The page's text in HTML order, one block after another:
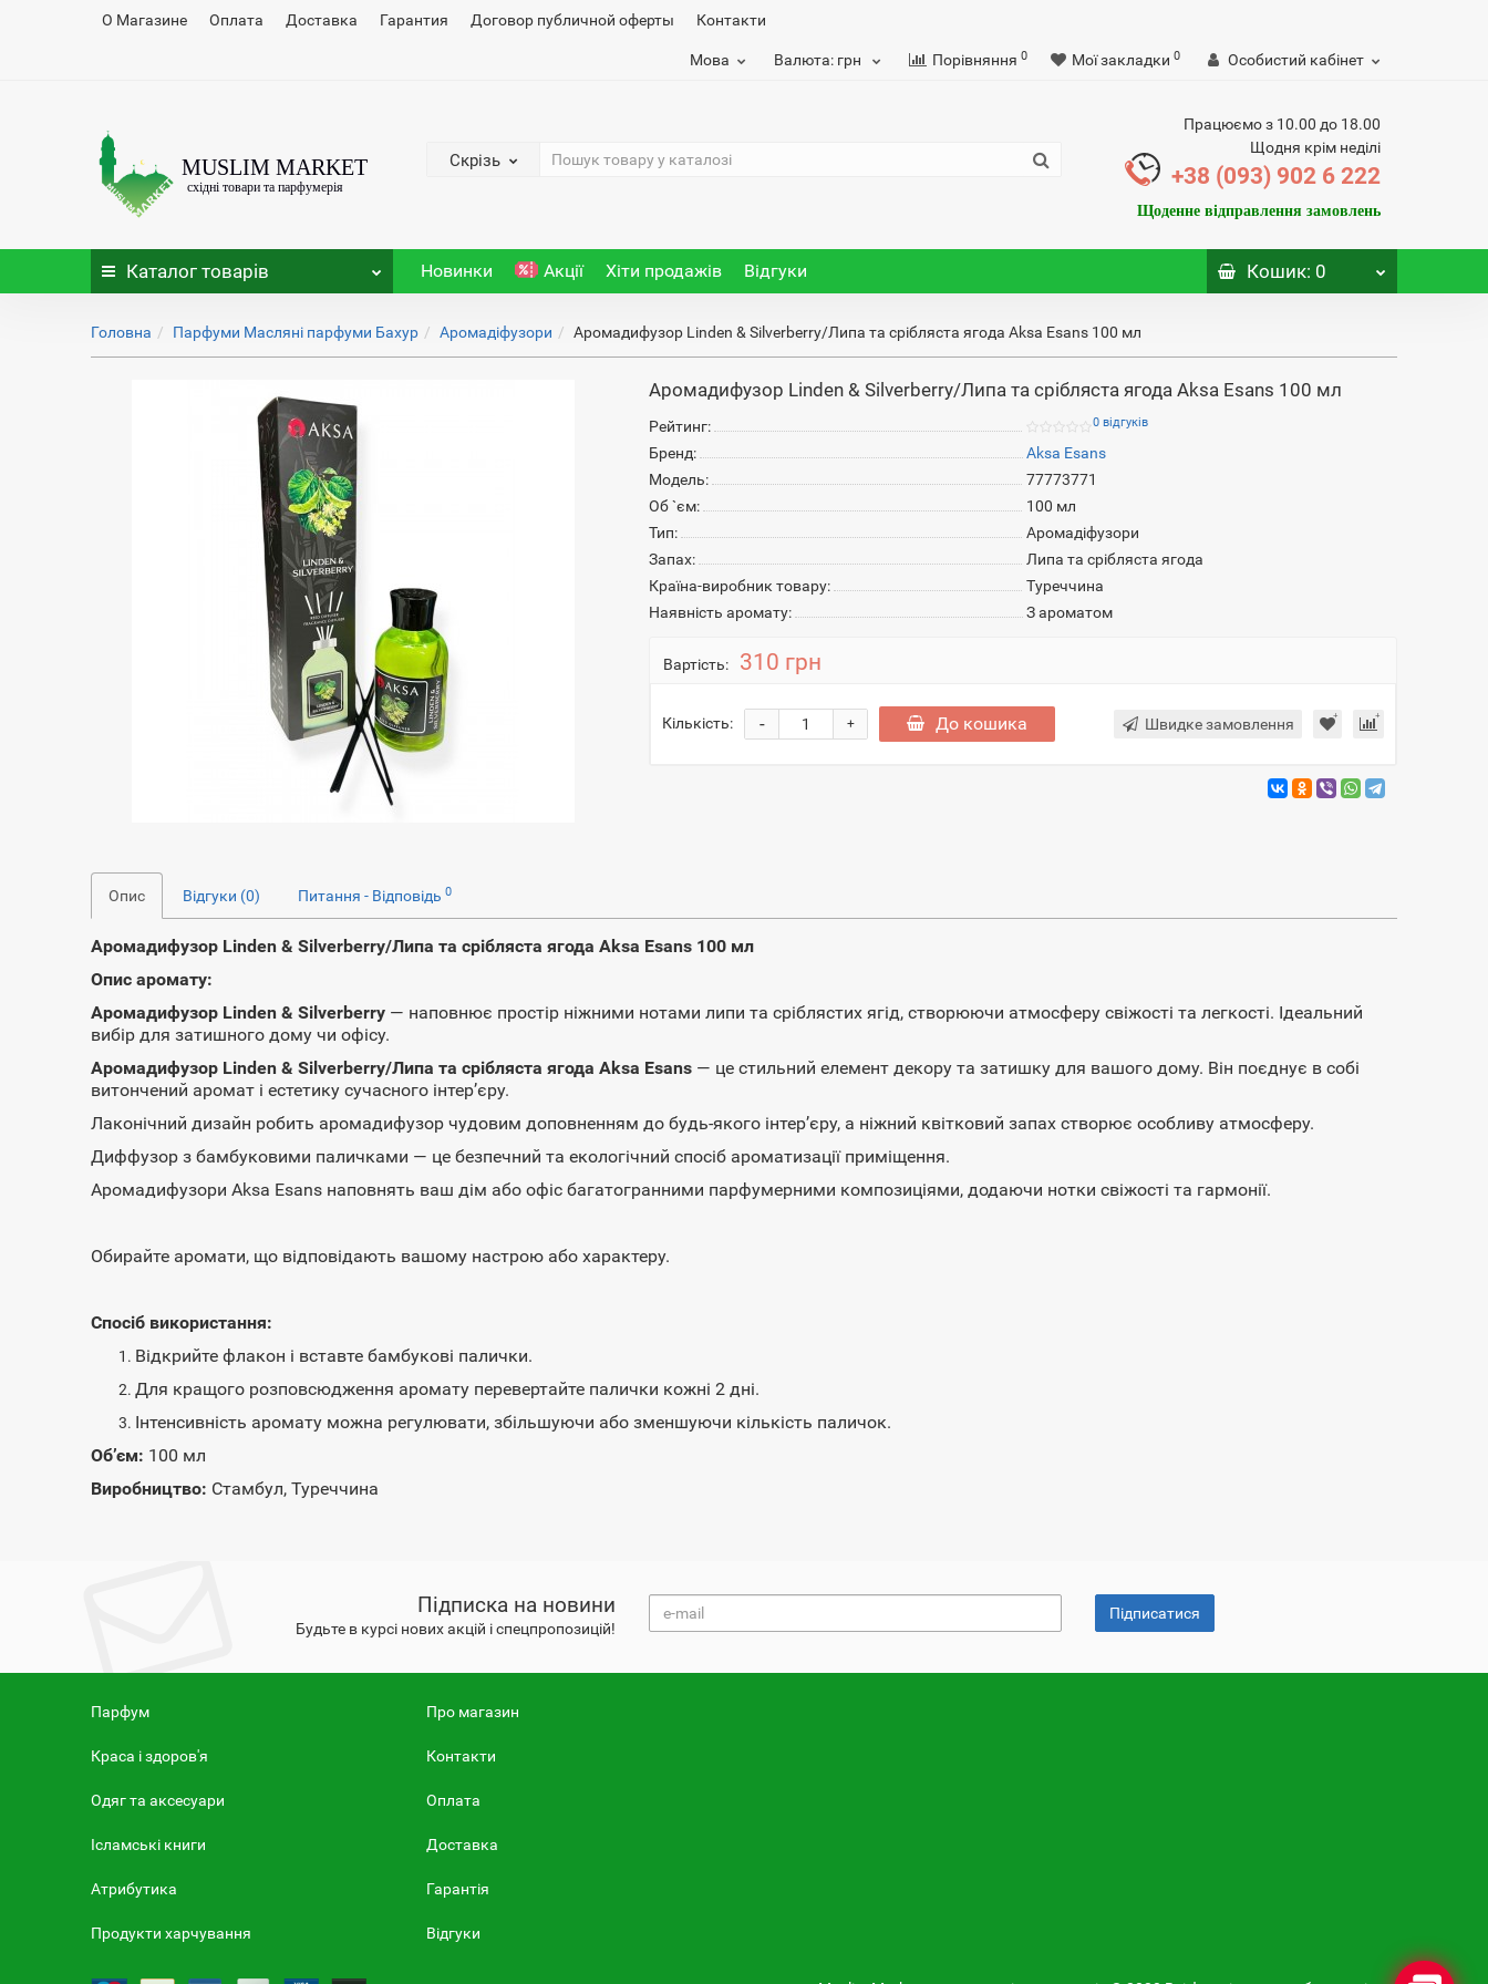
О Магазине Оплата Доставка Гарантия Договор публичной оферты Контакти
Мова Валюта: грн Порівняння 0 Мої закладки 0 Особистий кабінет
Скрізь
Працюємо з 10.00 до 18.00
Щодня крім неділі
+38 (093) 902 6 222
Щоденне відправлення замовлень
Каталог товарів Новинки Акції Хіти продажів Відгуки Кошик: 0
Головна Парфуми Масляні парфуми Бахур Аромадіфузори Аромадифузор Linden & Silverberry/Липа та срібляста ягода Aksa Esans 100 мл
Аромадифузор Linden & Silverberry/Липа та срібляста ягода Aksa Esans 100 мл
Рейтинг: 0 відгуків
Бренд:
Aksa Esans
Модель:
77773771
Об `єм:
100 мл
Тип:
Аромадіфузори
Запах:
Липа та срібляста ягода
Країна-виробник товару:
Туреччина
Наявність аромату:
З ароматом
Вартість: 310 грн
Кількість: +
- До кошика Швидке замовлення
Опис Відгуки (0) Питання - Відповідь0
Аромадифузор Linden & Silverberry/Липа та срібляста ягода Aksa Esans 100 мл
Опис аромату:
Аромадифузор Linden & Silverberry — наповнює простір ніжними нотами липи та сріблястих ягід, створюючи атмосферу свіжості та легкості. Ідеальний
вибір для затишного дому чи офісу.
Аромадифузор Linden & Silverberry/Липа та срібляста ягода Aksa Esans — це стильний елемент декору та затишку для вашого дому. Він поєднує в собі
витончений аромат і естетику сучасного інтер’єру.
Лаконічний дизайн робить аромадифузор чудовим доповненням до будь-якого інтер’єру, а ніжний квітковий запах створює особливу атмосферу.
Диффузор з бамбуковими паличками — це безпечний та екологічний спосіб ароматизації приміщення.
Аромадифузори Aksa Esans наповнять ваш дім або офіс багатогранними парфумерними композиціями, додаючи нотки свіжості та гармонії.
Обирайте аромати, що відповідають вашому настрою або характеру.
Спосіб використання:
Відкрийте флакон і вставте бамбукові палички.
Для кращого розповсюдження аромату перевертайте палички кожні 2 дні.
Інтенсивність аромату можна регулювати, збільшуючи або зменшуючи кількість паличок.
Об’єм: 100 мл
Виробництво: Стамбул, Туреччина
Підписка на новини
Будьте в курсі нових акцій і спецпропозицій!
Підписатися
Парфум
Краса і здоров'я
Одяг та аксесуари
Ісламські книги
Атрибутика
Продукти харчування
Про магазин
Контакти
Оплата
Доставка
Гарантія
Відгуки